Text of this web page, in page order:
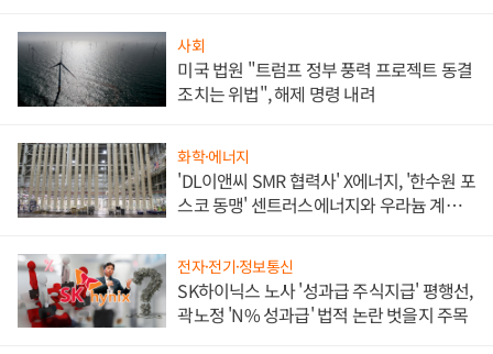
사회
미국 법원 "트럼프 정부 풍력 프로젝트 동결
조치는 위법", 해제 명령 내려
화학·에너지
'DL이앤씨 SMR 협력사' X에너지, '한수원 포
스코 동맹' 센트러스에너지와 우라늄 계약
전자·전기·정보통신
SK하이닉스 노사 '성과급 주식지급' 평행선,
곽노정 'N% 성과급' 법적 논란 벗을지 주목